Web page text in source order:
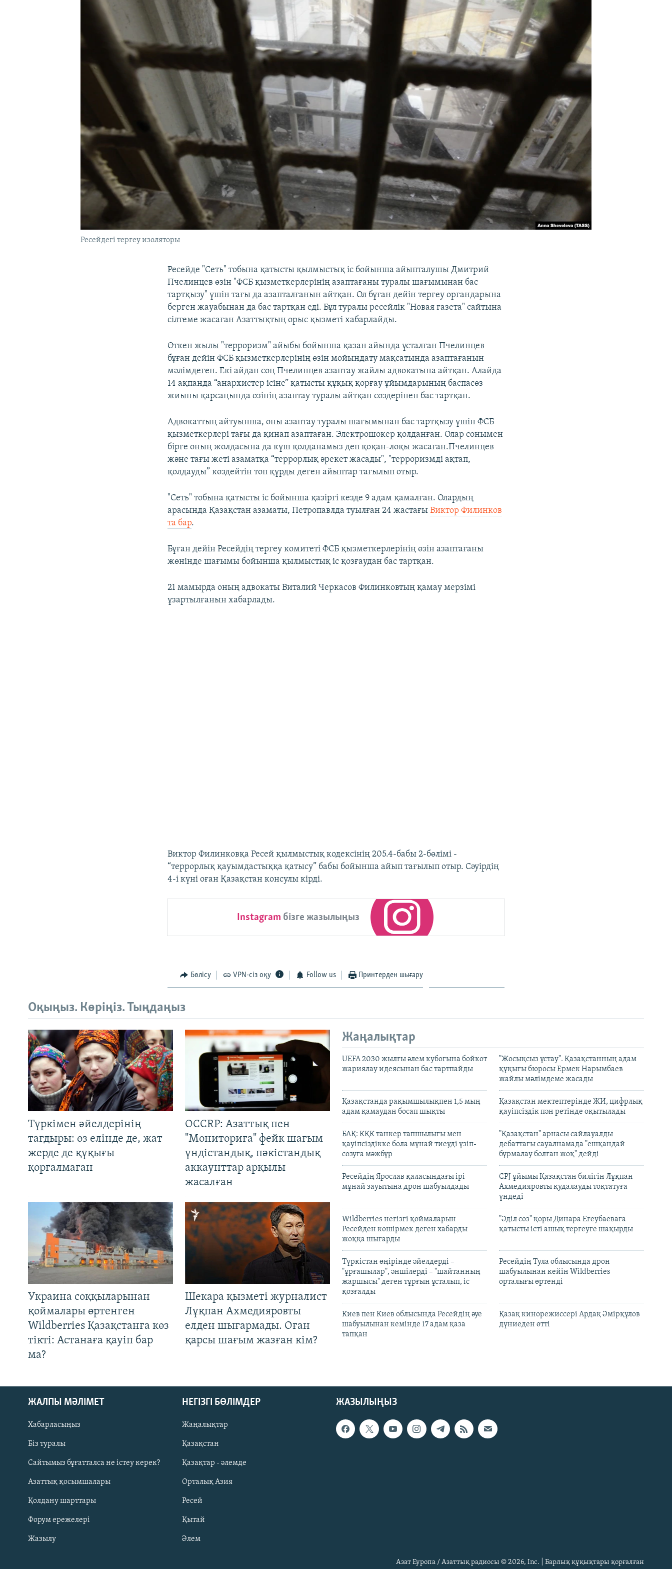
Русский
ЖАЗЫЛЫҢЫЗ
Ресейдегі тергеу изоляторы
Ресейде "Сеть" тобына қатысты қылмыстық іс бойынша айыпталушы Дмитрий
Пчелинцев өзін "ФСБ қызметкерлерінің азаптағаны туралы шағымынан бас
тартқызу" үшін тағы да азапталғанын айтқан. Ол бұған дейін тергеу органдарына
берген жауабынан да бас тартқан еді. Бұл туралы ресейлік "Новая газета" сайтына
сілтеме жасаған Азаттықтың орыс қызметі хабарлайды.
Өткен жылы "терроризм" айыбы бойынша қазан айында ұсталған Пчелинцев
бұған дейін ФСБ қызметкерлерінің өзін мойындату мақсатында азаптағанын
мәлімдеген. Екі айдан соң Пчелинцев азаптау жайлы адвокатына айтқан. Алайда
14 ақпанда “анархистер ісіне” қатысты құқық қорғау ұйымдарының баспасөз
жиыны қарсаңында өзінің азаптау туралы айтқан сөздерінен бас тартқан.
Адвокаттың айтуынша, оны азаптау туралы шағымынан бас тартқызу үшін ФСБ
қызметкерлері тағы да қинап азаптаған. Электрошокер қолданған. Олар сонымен
бірге оның жолдасына да күш қолданамыз деп қоқан-лоқы жасаған.Пчелинцев
және тағы жеті азаматқа “террорлық әрекет жасады", "терроризмді ақтап,
қолдауды” көздейтін топ құрды деген айыптар тағылып отыр.
"Сеть" тобына қатысты іс бойынша қазіргі кезде 9 адам қамалған. Олардың
арасында Қазақстан азаматы, Петропавлда туылған 24 жастағыВиктор Филинков
та бар.
Бұған дейін Ресейдің тергеу комитеті ФСБ қызметкерлерінің өзін азаптағаны
жөнінде шағымы бойынша қылмыстық іс қозғаудан бас тартқан.
21 мамырда оның адвокаты Виталий Черкасов Филинковтың қамау мерзімі
ұзартылғанын хабарлады.
Виктор Филинковқа Ресей қылмыстық кодексінің 205.4-бабы 2-бөлімі -
“террорлық қауымдастыққа қатысу” бабы бойынша айып тағылып отыр. Сәуірдің
4-і күні оған Қазақстан консулы кірді.
Instagram бізге жазылыңыз
Бөлісу VPN-сіз оқу Follow us Принтерден шығару
Оқыңыз. Көріңіз. Тыңдаңыз
Түркімен әйелдерінің
тағдыры: өз елінде де, жат
жерде де құқығы
қорғалмаған
OCCRP: Азаттық пен
"Мониториға" фейк шағым
үндістандық, пәкістандық
аккаунттар арқылы
жасалған
Украина соққыларынан
қоймалары өртенген
Wildberries Қазақстанға көз
тікті: Астанаға қауіп бар
ма?
Шекара қызметі журналист
Лұқпан Ахмедияровты
елден шығармады. Оған
қарсы шағым жазған кім?
Жаңалықтар
UEFA 2030 жылғы әлем кубогына бойкот
жариялау идеясынан бас тартпайды
"Жосықсыз ұстау". Қазақстанның адам
құқығы бюросы Ермек Нарымбаев
жайлы мәлімдеме жасады
Қазақстанда рақымшылықпен 1,5 мың
адам қамаудан босап шықты
Қазақстан мектептерінде ЖИ, цифрлық
қауіпсіздік пән ретінде оқытылады
БАҚ: КҚК танкер тапшылығы мен
қауіпсіздікке бола мұнай тиеуді үзіп-
созуға мәжбүр
"Қазақстан" арнасы сайлауалды
дебаттағы сауалнамада "ешқандай
бұрмалау болған жоқ" дейді
Ресейдің Ярослав қаласындағы ірі
мұнай зауытына дрон шабуылдады
CPJ ұйымы Қазақстан билігін Лұқпан
Ахмедияровты қудалауды тоқтатуға
үндеді
Wildberries негізгі қоймаларын
Ресейден көшірмек деген хабарды
жоққа шығарды
"Әділ сөз" қоры Динара Егеубаеваға
қатысты істі ашық тергеуге шақырды
Түркістан өңірінде әйелдерді –
"ұрғашылар", әншілерді – "шайтанның
жаршысы" деген тұрғын ұсталып, іс
қозғалды
Ресейдің Тула облысында дрон
шабуылынан кейін Wildberries
орталығы өртенді
Киев пен Киев облысында Ресейдің әуе
шабуылынан кемінде 17 адам қаза
тапқан
Қазақ кинорежиссері Ардақ Әмірқұлов
дүниеден өтті
ЖАЗЫЛЫҢЫЗ
ЖАЛПЫ МӘЛІМЕТ
Хабарласыңыз
Біз туралы
Сайтымыз бұғатталса не істеу керек?
Азаттық қосымшалары
Қолдану шарттары
Форум ережелері
Жазылу
НЕГІЗГІ БӨЛІМДЕР
Жаңалықтар
Қазақстан
Қазақтар - әлемде
Орталық Азия
Ресей
Қытай
Әлем
Азат Еуропа / Азаттық радиосы © 2026, Inc. | Барлық құқықтары қорғалған